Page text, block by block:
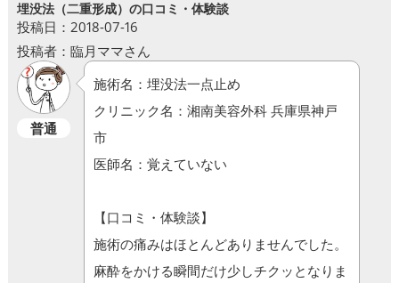
埋没法（二重形成）の口コミ・体験談
投稿日：2018-07-16
投稿者：臨月ママさん
普通
施術名：埋没法一点止め
クリニック名：湘南美容外科 兵庫県神戸
市
医師名：覚えていない
【口コミ・体験談】
施術の痛みはほとんどありませんでした。
麻酔をかける瞬間だけ少しチクッとなりま